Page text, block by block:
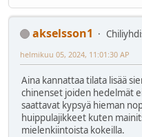
akselsson1
helmikuu 05, 2024, 11:01:30 AP
Aina kannattaa tilata lisää
chinenset joiden hedelmät
saattavat kypsyä hieman
huippulajikkeet kuten
mielenkiintoista kokeilla.